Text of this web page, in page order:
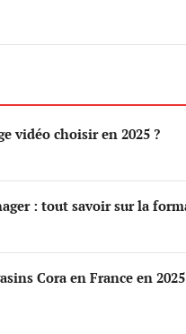
vidéo choisir en 2025 ?
: tout savoir sur la
Cora en France en